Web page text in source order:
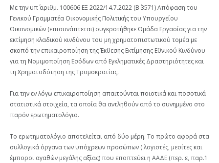
Με την υπ΄ αριθμ. 100606 ΕΞ 2022/14.7.2022 (Β΄ 3571) Απόφαση του
Γενικού Γραμματέα Οικονομικής Πολιτικής του Υπουργείου
Οικονομικών (επισυνάπτεται) συγκροτήθηκε Ομάδα Εργασίας για την
εκτίμηση κλαδικού κινδύνου του μη χρηματοπιστωτικού τομέα με
σκοπό την επικαιροποίηση της Έκθεσης Εκτίμησης Εθνικού Κινδύνου
για τη Νομιμοποίηση Εσόδων από Εγκληματικές Δραστηριότητες και
τη Χρηματοδότηση της Τρομοκρατίας.
Για την εν λόγω επικαιροποίηση απαιτούνται ποιοτικά και ποσοτικά
στατιστικά στοιχεία, τα οποία θα αντληθούν από το συνημμένο στο
παρόν ερωτηματολόγιο.
Το ερωτηματολόγιο αποτελείται από δύο μέρη. Το πρώτο αφορά στα
συλλογικά όργανα των υπόχρεων προσώπων ( λογιστές, μεσίτες και
έμποροι αγαθών μεγάλης αξίας) που εποπτεύει η ΑΑΔΕ (περ. ε, παρ.1